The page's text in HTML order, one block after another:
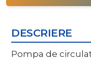
DESCRIERE
Pompa de